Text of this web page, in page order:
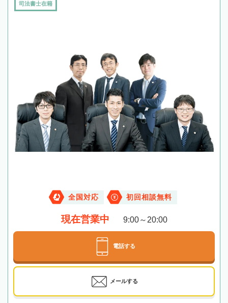
司法書士在籍
全国対応 初回相談無料
現在営業中 9:00～20:00
電話する
メールする